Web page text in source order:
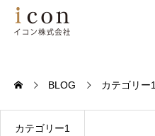
私たちの想い
BLOG カテゴリー1
カテゴリー1